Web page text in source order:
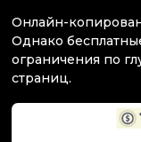
Онлайн-
Однако
ограничения по
страниц.